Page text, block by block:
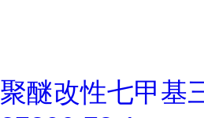
聚醚改性七甲基